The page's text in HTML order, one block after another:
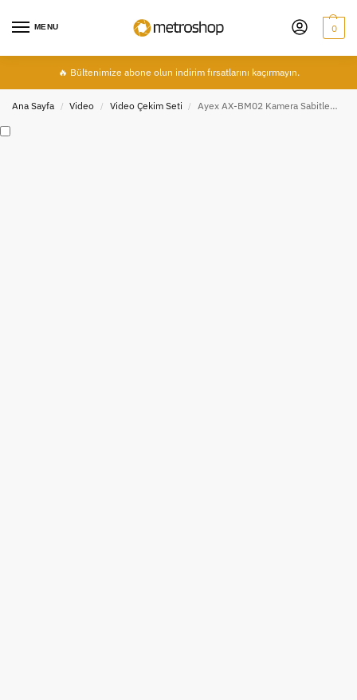
MENU 0
🔥 Bültenimize abone olun indirim fırsatlarını kaçırmayın.
Ana Sayfa / Video / Video Çekim Seti / Ayex AX-BM02 Kamera Sabitleme Kelepçesi – 1/4” Vidalı, 16-36 mm Gidon Vb. Uyumlu, 180° Ayarlanabilir